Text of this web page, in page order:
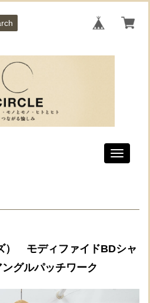
Toggle
） モディファイドBDシャ
グルパッチワーク